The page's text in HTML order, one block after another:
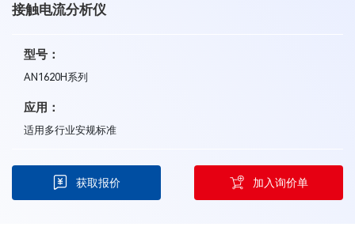
接触电流分析仪
型号：
AN1620H系列
应用：
适用多行业安规标准
获取报价 加入询价单